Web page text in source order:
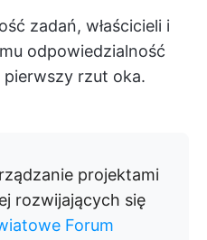
zadań, właścicieli i
odpowiedzialność
pierwszy rzut oka.
projektami
rozwijających się
Forum